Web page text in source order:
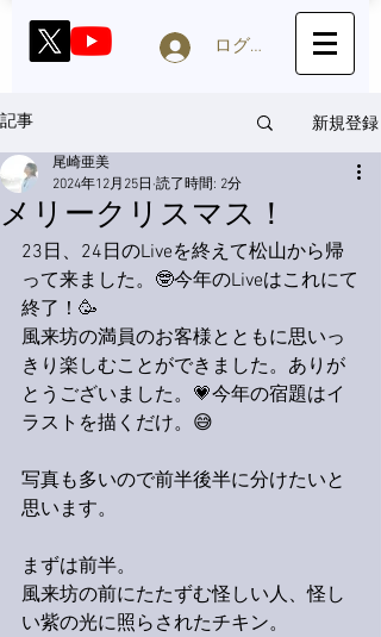
ログイン
記事 新規登録
メリークリスマス！
尾崎亜美
2024年12月25日 読了時間: 2分
23日、24日のLiveを終えて松山から帰
って来ました。🤓今年のLiveはこれにて
終了！🥳
風来坊の満員のお客様とともに思いっ
きり楽しむことができました。ありが
とうございました。💗今年の宿題はイ
ラストを描くだけ。😅
写真も多いので前半後半に分けたいと
思います。
まずは前半。
風来坊の前にたたずむ怪しい人、怪し
い紫の光に照らされたチキン。